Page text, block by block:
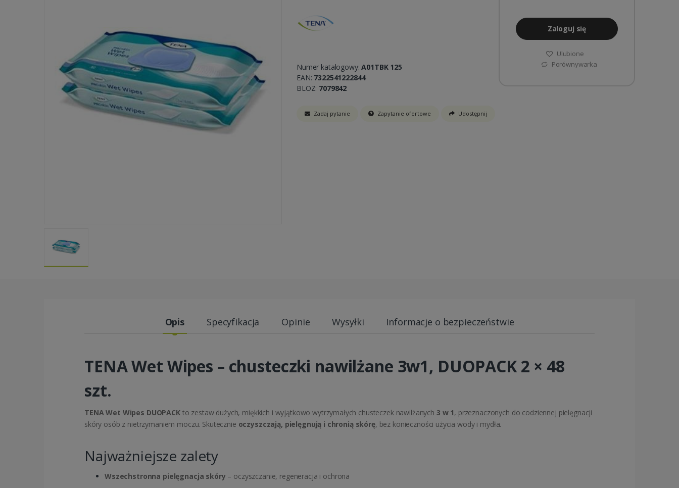
Numer katalogowy:A01TBK 125
EAN: 7322541222844
BLOZ: 7079842
Zadaj pytanie Zapytanie ofertowe Udostępnij
Zaloguj się
Ulubione
Porównywarka
Opis Specyfikacja Opinie Wysyłki Informacje o bezpieczeństwie
TENA Wet Wipes – chusteczki nawilżane 3w1, DUOPACK 2 × 48
szt.
TENA Wet Wipes DUOPACKto zestaw dużych, miękkich i wyjątkowo wytrzymałych chusteczek nawilżanych 3 w 1, przeznaczonych do codziennej pielęgnacji
skóry osób z nietrzymaniem moczu. Skutecznie oczyszczają, pielęgnują i chronią skórę, bez konieczności użycia wody i mydła.
Najważniejsze zalety
Wszechstronna pielęgnacja skóry – oczyszczanie, regeneracja i ochrona